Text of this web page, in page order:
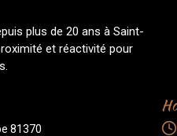
plus de 20 ans à Saint-
et réactivité pour
81370